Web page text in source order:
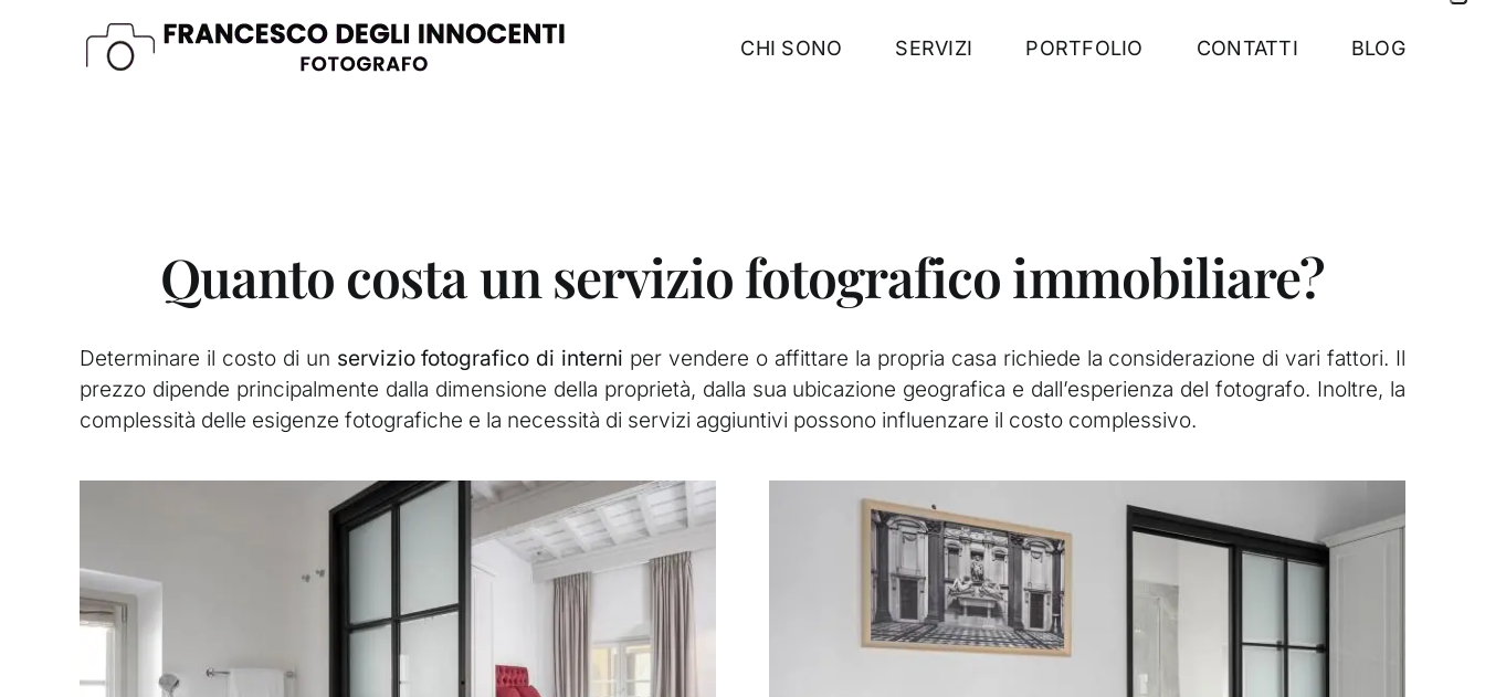
CHI SONO SERVIZI PORTFOLIO CONTATTI BLOG
Quanto costa un servizio fotografico immobiliare?
Determinare il costo di un servizio fotografico di interni per vendere o affittare la propria casa richiede la considerazione di vari fattori. Il
prezzo dipende principalmente dalla dimensione della proprietà, dalla sua ubicazione geografica e dall’esperienza del fotografo. Inoltre, la
complessità delle esigenze fotografiche e la necessità di servizi aggiuntivi possono influenzare il costo complessivo.